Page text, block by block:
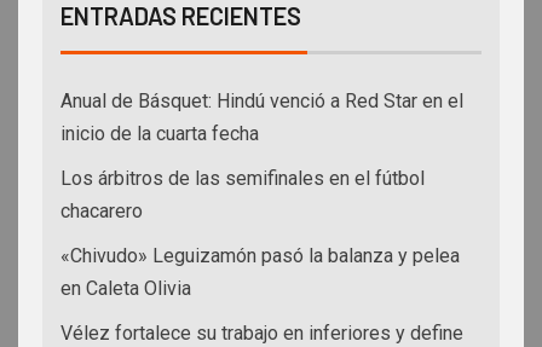
ENTRADAS RECIENTES
Anual de Básquet: Hindú venció a Red Star en el
inicio de la cuarta fecha
Los árbitros de las semifinales en el fútbol
chacarero
«Chivudo» Leguizamón pasó la balanza y pelea
en Caleta Olivia
Vélez fortalece su trabajo en inferiores y define